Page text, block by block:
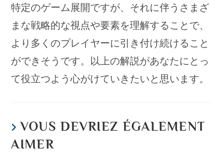
特定のゲーム展開ですが、それに伴うさまざ
まな戦略的な視点や要素を理解することで、
より多くのプレイヤーに引き付け続けること
ができそうです。以上の解説があなたにとっ
て役立つよう心がけていきたいと思います。
VOUS DEVRIEZ ÉGALEMENT
AIMER